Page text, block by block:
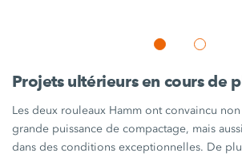
Projets ultérieurs en cours de
Les deux rouleaux Hamm ont convaincu
grande puissance de compactage, mais
dans des conditions exceptionnelles. De